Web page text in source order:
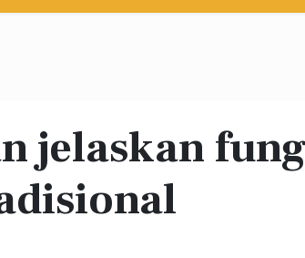
jelaskan